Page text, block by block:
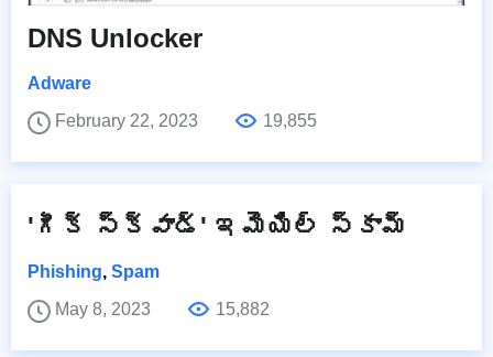
DNS Unlocker
Adware
February 22, 2023
19,855
'గీక్ స్క్వాడ్' ఇమెయిల్ స్కామ్
Phishing, Spam
May 8, 2023
15,882